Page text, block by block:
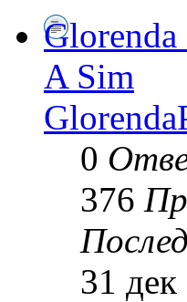
A Sim
0
376
31